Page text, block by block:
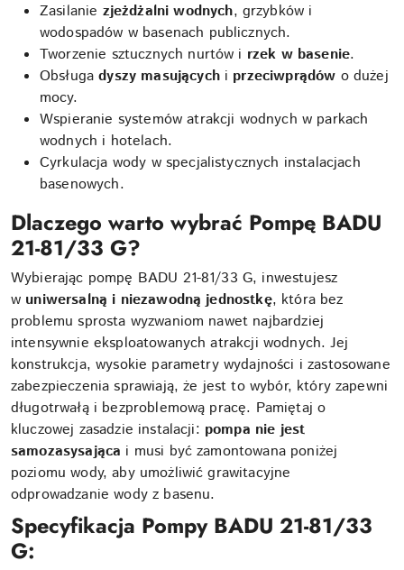
Zasilanie zjeżdżalni wodnych, grzybków i
wodospadów w basenach publicznych.
Tworzenie sztucznych nurtów i rzek w basenie.
Obsługadyszy masującychi przeciwprądów o dużej
mocy.
Wspieranie systemów atrakcji wodnych w parkach
wodnych i hotelach.
Cyrkulacja wody w specjalistycznych instalacjach
basenowych.
Dlaczego warto wybrać Pompę BADU
21-81/33 G?
Wybierając pompę BADU 21-81/33 G, inwestujesz
w uniwersalną i niezawodną jednostkę, która bez
problemu sprosta wyzwaniom nawet najbardziej
intensywnie eksploatowanych atrakcji wodnych. Jej
konstrukcja, wysokie parametry wydajności i zastosowane
zabezpieczenia sprawiają, że jest to wybór, który zapewni
długotrwałą i bezproblemową pracę. Pamiętaj o
kluczowej zasadzie instalacji: pompa nie jest
samozasysająca i musi być zamontowana poniżej
poziomu wody, aby umożliwić grawitacyjne
odprowadzanie wody z basenu.
Specyfikacja Pompy BADU 21-81/33
G: